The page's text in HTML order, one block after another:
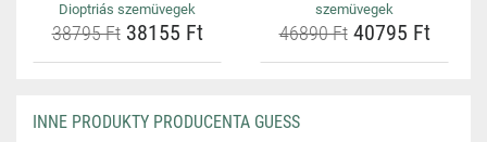
Dioptriás szemüvegek
38795 Ft38155 Ft
szemüvegek
46890 Ft40795 Ft
INNE PRODUKTY PRODUCENTA GUESS